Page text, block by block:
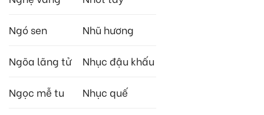
Ngó sen Nhũ hương
Ngõa lãng tử Nhục đậu khấu
Ngọc mễ tu Nhục quế